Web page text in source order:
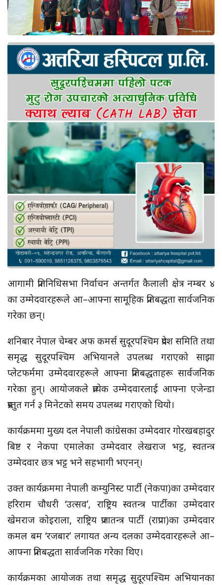
आगामी प्रतिनिधिसभा निर्वाचन अन्तर्गत कैलाली क्षेत्र नम्बर ४
का उम्मेदवारहरूले आ–आफ्ना सामूहिक प्रतिबद्धता सार्वजनिक
गरेका छन्।
शनिबार नेपाल चेम्बर अफ कमर्स सुदूरपश्चिम प्रदेश समिति तथा
समृद्ध सुदूरपश्चिम अभियानले उपलब्ध गराएको साझा
प्लेटफर्ममा उम्मेदवारहरूले आफ्ना प्रतिबद्धताहरू सार्वजनिक
गरेका हुन्। आयोजकले प्रत्येक उम्मेदवारलाई आफ्ना एजेन्डा
प्रस्तुत गर्न ३ मिनेटको समय उपलब्ध गराएको थियो।
कार्यक्रममा मुख्य दल नेपाली कांग्रेसका उम्मेदवार गोरखबहादुर
बिष्ट र नेकपा एमालेका उम्मेदवार लेखराज भट्ट, स्वतन्त्र
उम्मेदवार छत्र भट्ट भने सहभागी भएनन्।
उक्त कार्यक्रममा नेपाली कम्युनिस्ट पार्टी (नेकपा)का उम्मेदवार
हरिराम चौधरी ‘उत्सव’, राष्ट्रिय स्वतन्त्र पार्टीका उम्मेदवार
खेमराज कोइराला, राष्ट्रिय प्रजातन्त्र पार्टी (राप्रपा)का उम्मेदवार
कमल बम ‘रजबार’ लगायत अन्य दलका उम्मेदवारहरूले आ–
आफ्ना प्रतिबद्धता सार्वजनिक गरेका थिए।
कार्यक्रमका आयोजक तथा समृद्ध सुदूरपश्चिम अभियानका